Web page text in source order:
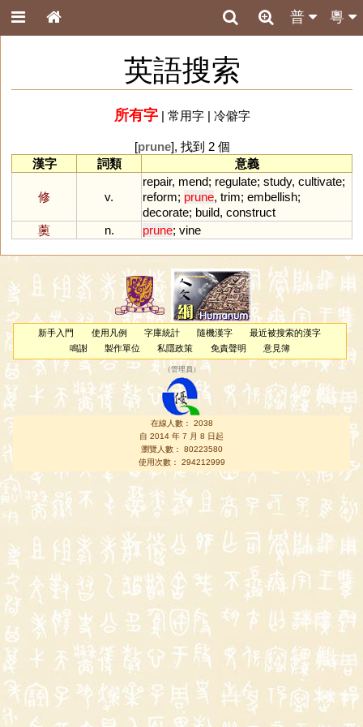
粵
普
英語搜索
所有字| 常用字| 冷僻字
[prune], 找到 2 個
漢字
詞類 意義
修 v.
repair, mend; regulate; study, cultivate;
reform; prune, trim; embellish;
decorate; build, construct
薁
n. prune; vine
新手入門 使用凡例 字庫統計 隨機漢字
最近被搜索的漢字
鳴謝
製作單位 私隱政策 免責聲明 意見簿
（管理員 ）
在線人數： 2038
自 2014 年 7 月 8 日起
瀏覽人數： 80223580
使用次數： 294212999